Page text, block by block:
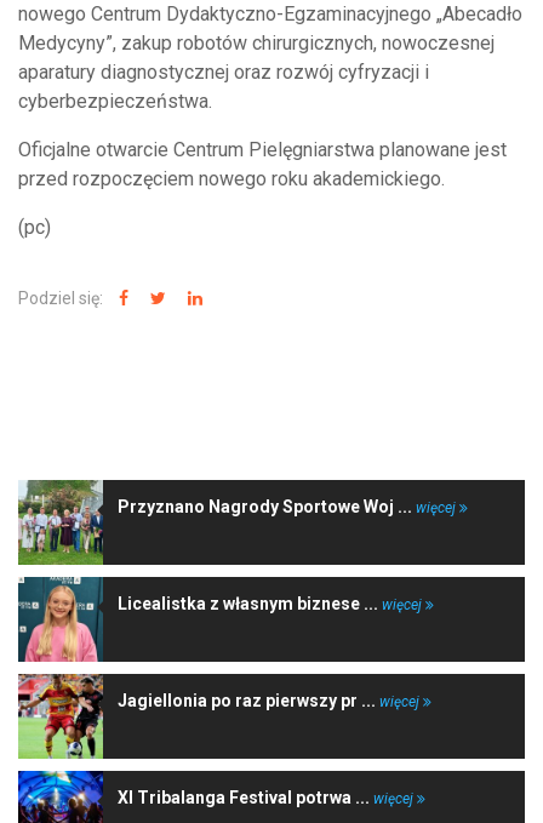
nowego Centrum Dydaktyczno-Egzaminacyjnego „Abecadło
Medycyny”, zakup robotów chirurgicznych, nowoczesnej
aparatury diagnostycznej oraz rozwój cyfryzacji i
cyberbezpieczeństwa.
Oficjalne otwarcie Centrum Pielęgniarstwa planowane jest
przed rozpoczęciem nowego roku akademickiego.
(pc)
Podziel się:
Przyznano Nagrody Sportowe Woj ... więcej
Licealistka z własnym biznese ... więcej
Jagiellonia po raz pierwszy pr ... więcej
XI Tribalanga Festival potrwa ... więcej